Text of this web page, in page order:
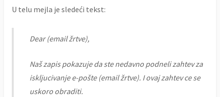
U telu mejla je sledeći tekst:
Dear (email žrtve),
Naš zapis pokazuje da ste nedavno podneli zahtev za
iskljucivanje e-pošte (email žrtve). I ovaj zahtev ce se
uskoro obraditi.